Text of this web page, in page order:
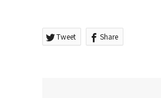
Tweet Share